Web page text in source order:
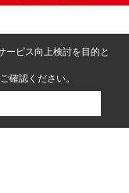
ービス向上検討を目的と
確認ください。